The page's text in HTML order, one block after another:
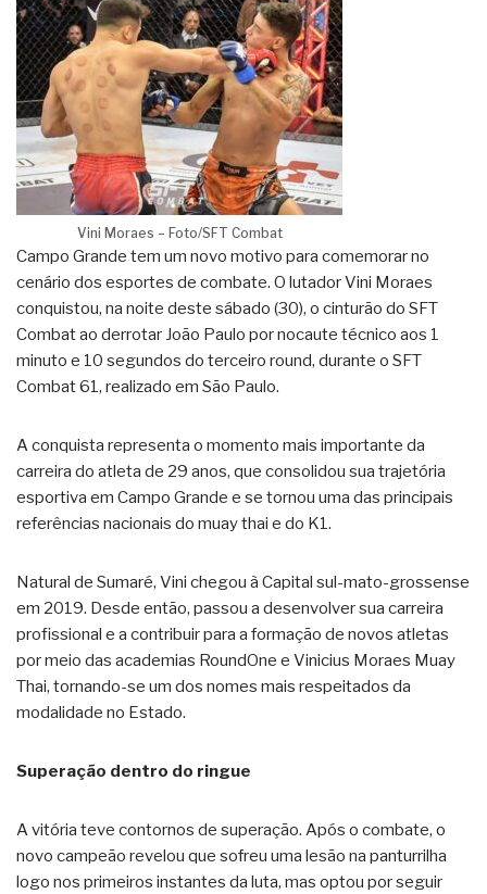
Vini Moraes – Foto/SFT Combat
Campo Grande tem um novo motivo para comemorar no
cenário dos esportes de combate. O lutador Vini Moraes
conquistou, na noite deste sábado (30), o cinturão do SFT
Combat ao derrotar João Paulo por nocaute técnico aos 1
minuto e 10 segundos do terceiro round, durante o SFT
Combat 61, realizado em São Paulo.
A conquista representa o momento mais importante da
carreira do atleta de 29 anos, que consolidou sua trajetória
esportiva em Campo Grande e se tornou uma das principais
referências nacionais do muay thai e do K1.
Natural de Sumaré, Vini chegou à Capital sul-mato-grossense
em 2019. Desde então, passou a desenvolver sua carreira
profissional e a contribuir para a formação de novos atletas
por meio das academias RoundOne e Vinicius Moraes Muay
Thai, tornando-se um dos nomes mais respeitados da
modalidade no Estado.
Superação dentro do ringue
A vitória teve contornos de superação. Após o combate, o
novo campeão revelou que sofreu uma lesão na panturrilha
logo nos primeiros instantes da luta, mas optou por seguir